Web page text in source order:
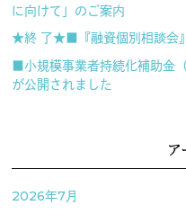
に向けて」のご案内
★終 了★■『融資個別相談会
■小規模事業者持続化補助金
が公開されました
2026年7月